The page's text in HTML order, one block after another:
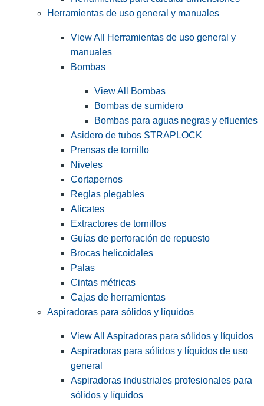
Herramientas de uso general y manuales
View All Herramientas de uso general y
manuales
Bombas
View All Bombas
Bombas de sumidero
Bombas para aguas negras y efluentes
Asidero de tubos STRAPLOCK
Prensas de tornillo
Niveles
Cortapernos
Reglas plegables
Alicates
Extractores de tornillos
Guías de perforación de repuesto
Brocas helicoidales
Palas
Cintas métricas
Cajas de herramientas
Aspiradoras para sólidos y líquidos
View All Aspiradoras para sólidos y líquidos
Aspiradoras para sólidos y líquidos de uso
general
Aspiradoras industriales profesionales para
sólidos y líquidos